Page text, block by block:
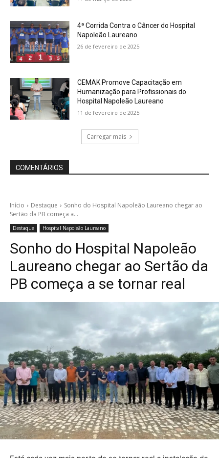
4ª Corrida Contra o Câncer do Hospital
Napoleão Laureano
26 de fevereiro de 2025
CEMAK Promove Capacitação em
Humanização para Profissionais do
Hospital Napoleão Laureano
11 de fevereiro de 2025
Carregar mais
COMENTÁRIOS